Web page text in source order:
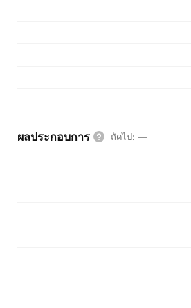
ผลประกอบการ ถัดไป: —